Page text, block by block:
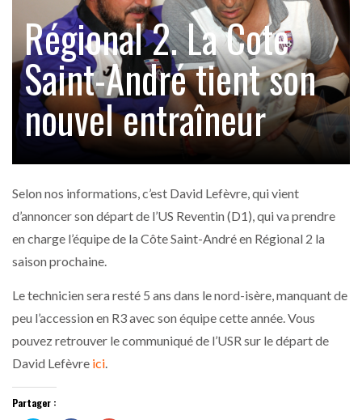
Régional 2. La Cote
Saint-André tient son
nouvel entraîneur
Selon nos informations, c’est David Lefèvre, qui vient
d’annoncer son départ de l’US Reventin (D1), qui va prendre
en charge l’équipe de la Côte Saint-André en Régional 2 la
saison prochaine.
Le technicien sera resté 5 ans dans le nord-isère, manquant de
peu l’accession en R3 avec son équipe cette année. Vous
pouvez retrouver le communiqué de l’USR sur le départ de
David Lefèvre ici.
Partager :